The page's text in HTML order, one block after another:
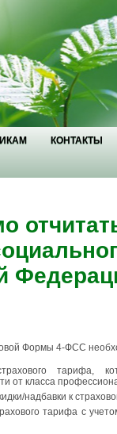
КОНТАКТЫ
Формы 4-ФСС
тарифа,
от класса
надбавки к
тарифа с